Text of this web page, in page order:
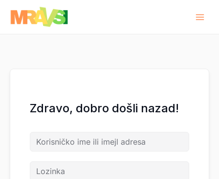
sadržaj
Zdravo, dobro došli nazad!